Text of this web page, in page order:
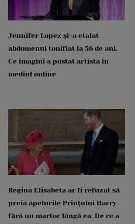
Jennifer Lopez și-a etalat
abdomenul tonifiat la 56 de ani.
Ce imagini a postat artista în
mediul online
Regina Elisabeta ar fi refuzat să
preia apelurile Prințului Harry
fără un martor lângă ea. De ce a